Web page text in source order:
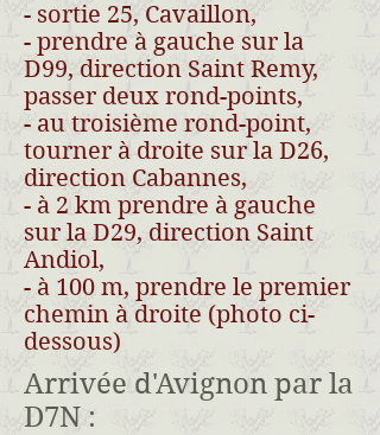
- sortie 25, Cavaillon,
- prendre à gauche sur la
D99, direction Saint Remy,
passer deux rond-points,
- au troisième rond-point,
tourner à droite sur la D26,
direction Cabannes,
- à 2 km prendre à gauche
sur la D29, direction Saint
Andiol,
- à 100 m, prendre le premier
chemin à droite (photo ci-
dessous)
Arrivée d'Avignon par la
D7N :